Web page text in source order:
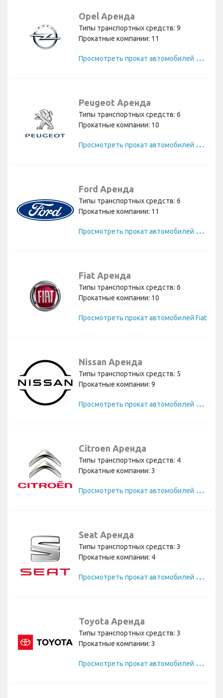
Opel Аренда
Типы транспортных средств: 9
Прокатные компании: 11
П
росмотреть прокат автомобилей Opel
Peugeot Аренда
Типы транспортных средств: 6
Прокатные компании: 10
П
росмотреть прокат автомобилей Peugeot
Ford Аренда
Типы транспортных средств: 6
Прокатные компании: 11
П
росмотреть прокат автомобилей Ford
Fiat Аренда
Типы транспортных средств: 6
Прокатные компании: 10
Просмотреть прокат автомобилей Fiat
Nissan Аренда
Типы транспортных средств: 5
Прокатные компании: 9
П
росмотреть прокат автомобилей Nissan
Citroen Аренда
Типы транспортных средств: 4
Прокатные компании: 3
П
росмотреть прокат автомобилей Citroen
Seat Аренда
Типы транспортных средств: 3
Прокатные компании: 4
П
росмотреть прокат автомобилей Seat
Toyota Аренда
Типы транспортных средств: 3
Прокатные компании: 3
П
росмотреть прокат автомобилей Toyota